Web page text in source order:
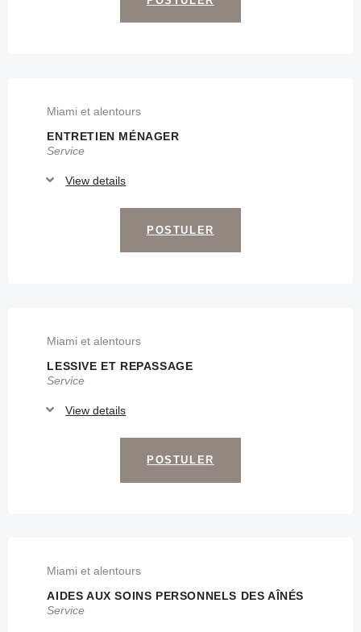
Miami et alentours
ENTRETIEN MÉNAGER
Service
View details
POSTULER
Miami et alentours
LESSIVE ET REPASSAGE
Service
View details
POSTULER
Miami et alentours
AIDES AUX SOINS PERSONNELS DES AÎNÉS
Service